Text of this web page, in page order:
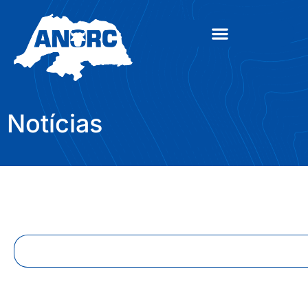
Notícias